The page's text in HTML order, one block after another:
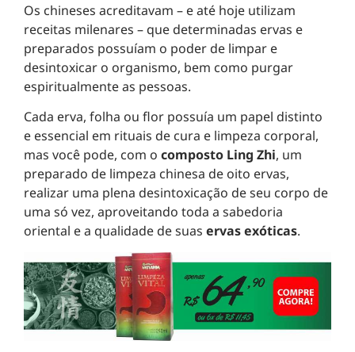
Os chineses acreditavam – e até hoje utilizam
receitas milenares – que determinadas ervas e
preparados possuíam o poder de limpar e
desintoxicar o organismo, bem como purgar
espiritualmente as pessoas.
Cada erva, folha ou flor possuía um papel distinto
e essencial em rituais de cura e limpeza corporal,
mas você pode, com o composto Ling Zhi, um
preparado de limpeza chinesa de oito ervas,
realizar uma plena desintoxicação de seu corpo de
uma só vez, aproveitando toda a sabedoria
oriental e a qualidade de suas ervas exóticas.